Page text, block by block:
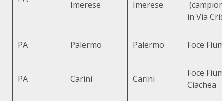
Imerese Imerese
in Via
PA Palermo Palermo Foce
PA Carini Carini
Foce
Ciachea